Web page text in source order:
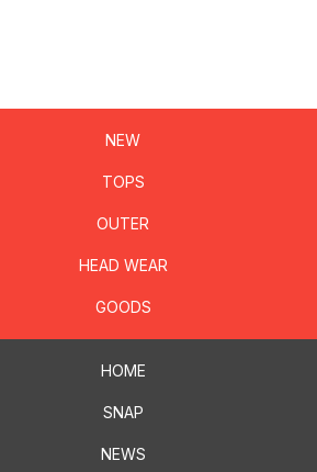
NEW
TOPS
OUTER
HEAD WEAR
GOODS
HOME
SNAP
NEWS